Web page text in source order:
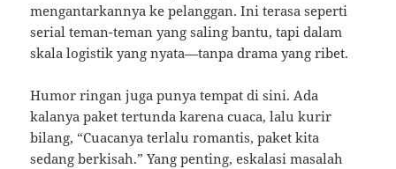
mengantarkannya ke pelanggan. Ini terasa seperti
serial teman-teman yang saling bantu, tapi dalam
skala logistik yang nyata—tanpa drama yang ribet.
Humor ringan juga punya tempat di sini. Ada
kalanya paket tertunda karena cuaca, lalu kurir
bilang, “Cuacanya terlalu romantis, paket kita
sedang berkisah.” Yang penting, eskalasi masalah